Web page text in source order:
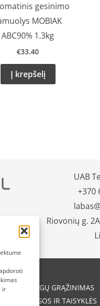
ir
gesinimo
MOBIAK
ABC90% 1.3kg
€33.40
Į krepšelį
UAB
+370
Riovonių g.
IR PINIGŲ GRĄŽINIMAS
SĄLYGOS IR TAISYKLĖS